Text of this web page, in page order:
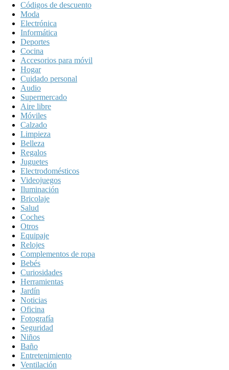
Códigos de descuento
Moda
Electrónica
Informática
Deportes
Cocina
Accesorios para móvil
Hogar
Cuidado personal
Audio
Supermercado
Aire libre
Móviles
Calzado
Limpieza
Belleza
Regalos
Juguetes
Electrodomésticos
Videojuegos
Iluminación
Bricolaje
Salud
Coches
Otros
Equipaje
Relojes
Complementos de ropa
Bebés
Curiosidades
Herramientas
Jardín
Noticias
Oficina
Fotografía
Seguridad
Niños
Baño
Entretenimiento
Ventilación